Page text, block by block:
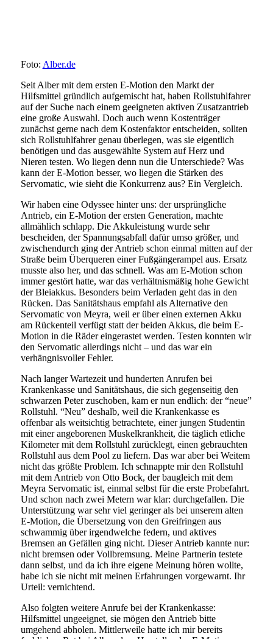
Foto: Alber.de
Seit Alber mit dem ersten E-Motion den Markt der
Hilfsmittel gründlich aufgemischt hat, haben Rollstuhlfahrer
auf der Suche nach einem geeigneten aktiven Zusatzantrieb
eine große Auswahl. Doch auch wenn Kostenträger
zunächst gerne nach dem Kostenfaktor entscheiden, sollten
sich Rollstuhlfahrer genau überlegen, was sie eigentlich
benötigen und das ausgewählte System auf Herz und
Nieren testen. Wo liegen denn nun die Unterschiede? Was
kann der E-Motion besser, wo liegen die Stärken des
Servomatic, wie sieht die Konkurrenz aus? Ein Vergleich.
Wir haben eine Odyssee hinter uns: der ursprüngliche
Antrieb, ein E-Motion der ersten Generation, machte
allmählich schlapp. Die Akkuleistung wurde sehr
bescheiden, der Spannungsabfall dafür umso größer, und
zwischendurch ging der Antrieb schon einmal mitten auf der
Straße beim Überqueren einer Fußgängerampel aus. Ersatz
musste also her, und das schnell. Was am E-Motion schon
immer gestört hatte, war das verhältnismäßig hohe Gewicht
der Bleiakkus. Besonders beim Verladen geht das in den
Rücken. Das Sanitätshaus empfahl als Alternative den
Servomatic von Meyra, weil er über einen externen Akku
am Rückenteil verfügt statt der beiden Akkus, die beim E-
Motion in die Räder eingerastet werden. Testen konnten wir
den Servomatic allerdings nicht – und das war ein
verhängnisvoller Fehler.
Nach langer Wartezeit und hunderten Anrufen bei
Krankenkasse und Sanitätshaus, die sich gegenseitig den
schwarzen Peter zuschoben, kam er nun endlich: der “neue”
Rollstuhl. “Neu” deshalb, weil die Krankenkasse es
offenbar als weitsichtig betrachtete, einer jungen Studentin
mit einer angeborenen Muskelkrankheit, die täglich etliche
Kilometer mit dem Rollstuhl zurücklegt, einen gebrauchten
Rollstuhl aus dem Pool zu liefern. Das war aber bei Weitem
nicht das größte Problem. Ich schnappte mir den Rollstuhl
mit dem Antrieb von Otto Bock, der baugleich mit dem
Meyra Servomatic ist, einmal selbst für die erste Probefahrt.
Und schon nach zwei Metern war klar: durchgefallen. Die
Unterstützung war sehr viel geringer als bei unserem alten
E-Motion, die Übersetzung von den Greifringen aus
schwammig über irgendwelche federn, und aktives
Bremsen an Gefällen ging nicht. Dieser Antrieb kannte nur:
nicht bremsen oder Vollbremsung. Meine Partnerin testete
dann selbst, und da ich ihre eigene Meinung hören wollte,
habe ich sie nicht mit meinen Erfahrungen vorgewarnt. Ihr
Urteil: vernichtend.
Also folgten weitere Anrufe bei der Krankenkasse:
Hilfsmittel ungeeignet, sie mögen den Antrieb bitte
umgehend abholen. Mittlerweile hatte ich mir bereits